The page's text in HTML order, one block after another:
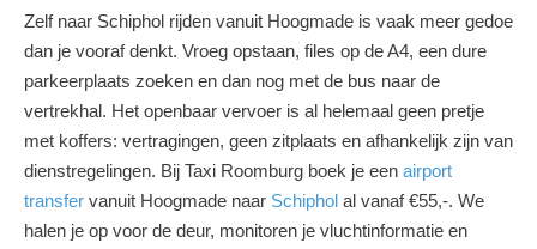
Zelf naar Schiphol rijden vanuit Hoogmade is vaak meer gedoe
dan je vooraf denkt. Vroeg opstaan, files op de A4, een dure
parkeerplaats zoeken en dan nog met de bus naar de
vertrekhal. Het openbaar vervoer is al helemaal geen pretje
met koffers: vertragingen, geen zitplaats en afhankelijk zijn van
dienstregelingen. Bij Taxi Roomburg boek je een airport
transfer vanuit Hoogmade naar Schiphol al vanaf €55,-. We
halen je op voor de deur, monitoren je vluchtinformatie en